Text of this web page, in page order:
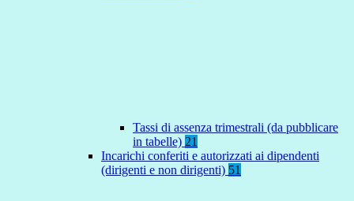
Tassi di assenza trimestrali (da pubblicare
in tabelle) 21
Incarichi conferiti e autorizzati ai dipendenti
(dirigenti e non dirigenti) 51